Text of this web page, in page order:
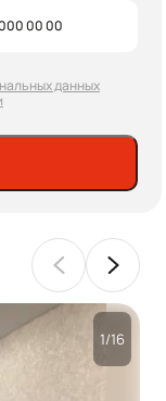
данных
1/16